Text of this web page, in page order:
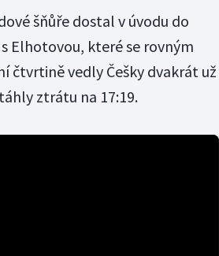
šňůře dostal v úvodu do
Elhotovou, které se rovným
čtvrtině vedly Češky dvakrát už
ztrátu na 17:19.